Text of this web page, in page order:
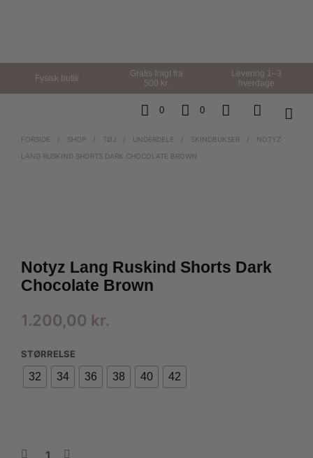
Fysisk butik
Gratis fragt fra
500 kr.
Levering 1–3
hverdage
0 0
FORSIDE / SHOP / TØJ / UNDERDELE / SKINDBUKSER /
NOTYZ
LANG RUSKIND SHORTS DARK CHOCOLATE BROWN
Notyz Lang Ruskind Shorts Dark
Chocolate Brown
1.200,00 kr.
STØRRELSE
32 34 36 38 40 42